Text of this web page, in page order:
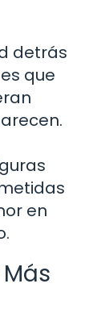
detrás
que
en